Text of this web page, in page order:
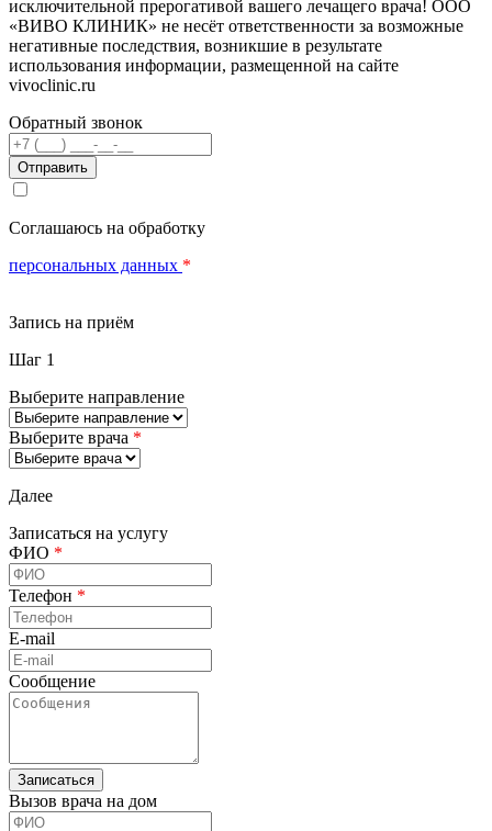
исключительной прерогативой вашего лечащего врача! ООО
«ВИВО КЛИНИК» не несёт ответственности за возможные
негативные последствия, возникшие в результате
использования информации, размещенной на сайте
vivoclinic.ru
Обратный звонок
Телефон
Соглашаюсь на обработку
персональных данных *
Запись на приём
Шаг 1
Выберите направление
Выберите врача *
Далее
Записаться на услугу
ФИО *
Телефон *
E-mail
Сообщение
Вызов врача на дом
ФИО